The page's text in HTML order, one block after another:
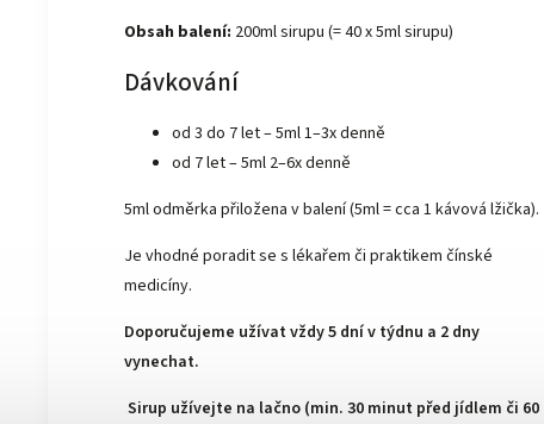
Obsah balení: 200ml sirupu (= 40 x 5ml sirupu)
Dávkování
od 3 do 7 let –5ml 1–3x denně
od 7 let –5ml 2–6x denně
5ml odměrka přiložena v balení (5ml = cca 1 kávová lžička).
Je vhodné poradit se s lékařem či praktikem čínské
medicíny.
Doporučujeme užívat vždy 5 dní v týdnu a 2 dny
vynechat.
Sirup užívejte na lačno (min. 30 minut před jídlem či 60